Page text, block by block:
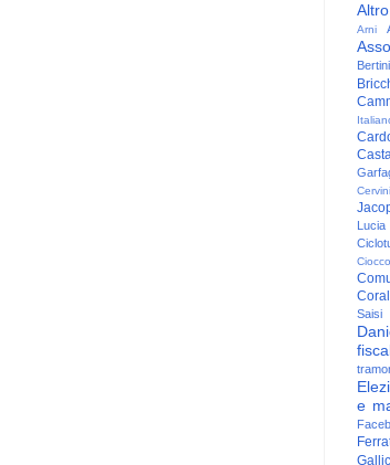
Altro
Arni
Bertini
Lucia
Ciocco
Saisi
e